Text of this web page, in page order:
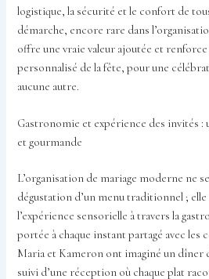
logistique, la sécurité et le confort de
démarche, encore rare dans
offre une vraie valeur ajoutée et
personnalisé de la fête, pour une
aucune autre.
Gastronomie et expérience des invités :
et gourmande
L’organisation de mariage moderne ne
dégustation d’un menu traditionnel ;
l’expérience sensorielle à travers la
portée à chaque instant partagé avec les
Maria et Kameron ont imaginé un dîner
suivi d’une réception où chaque plat